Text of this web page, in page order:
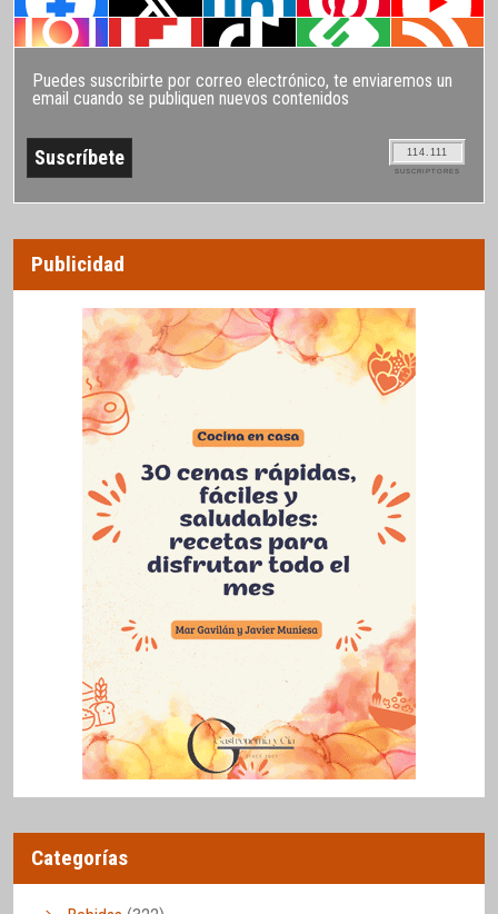
Puedes suscribirte por correo electrónico, te enviaremos un
email cuando se publiquen nuevos contenidos
114.111
SUSCRIPTORES
Publicidad
Categorías